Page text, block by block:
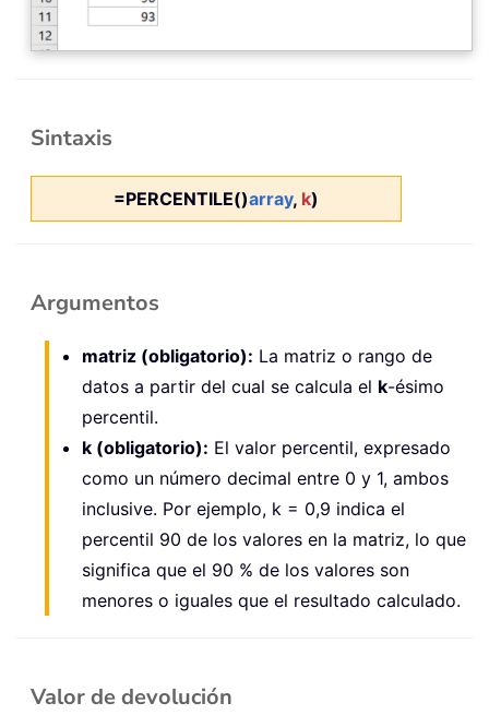
Sintaxis
=PERCENTILE()array, k)
Argumentos
matriz (obligatorio): La matriz o rango de
datos a partir del cual se calcula el k-ésimo
percentil.
k (obligatorio): El valor percentil, expresado
como un número decimal entre 0 y 1, ambos
inclusive. Por ejemplo, k = 0,9 indica el
percentil 90 de los valores en la matriz, lo que
significa que el 90 % de los valores son
menores o iguales que el resultado calculado.
Valor de devolución